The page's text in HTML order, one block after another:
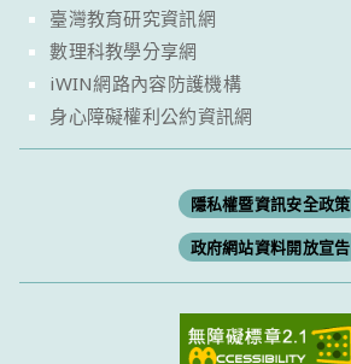
臺灣教育研究資訊網
數理科教學分享網
iWIN網路內容防護機構
身心障礙權利公約資訊網
隱私權暨資訊安全政策
政府網站資料開放宣告